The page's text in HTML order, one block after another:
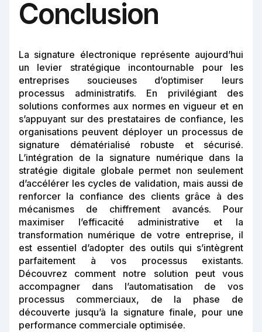
Conclusion
La signature électronique représente aujourd’hui
un levier stratégique incontournable pour les
entreprises soucieuses d’optimiser leurs
processus administratifs. En privilégiant des
solutions conformes aux normes en vigueur et en
s’appuyant sur des prestataires de confiance, les
organisations peuvent déployer un processus de
signature dématérialisé robuste et sécurisé.
L’intégration de la signature numérique dans la
stratégie digitale globale permet non seulement
d’accélérer les cycles de validation, mais aussi de
renforcer la confiance des clients grâce à des
mécanismes de chiffrement avancés. Pour
maximiser l’efficacité administrative et la
transformation numérique de votre entreprise, il
est essentiel d’adopter des outils qui s’intègrent
parfaitement à vos processus existants.
Découvrez comment notre solution peut vous
accompagner dans l’automatisation de vos
processus commerciaux, de la phase de
découverte jusqu’à la signature finale, pour une
performance commerciale optimisée.